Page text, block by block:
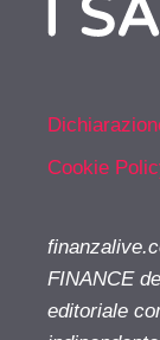
Cookie
FINANCE
editoriale